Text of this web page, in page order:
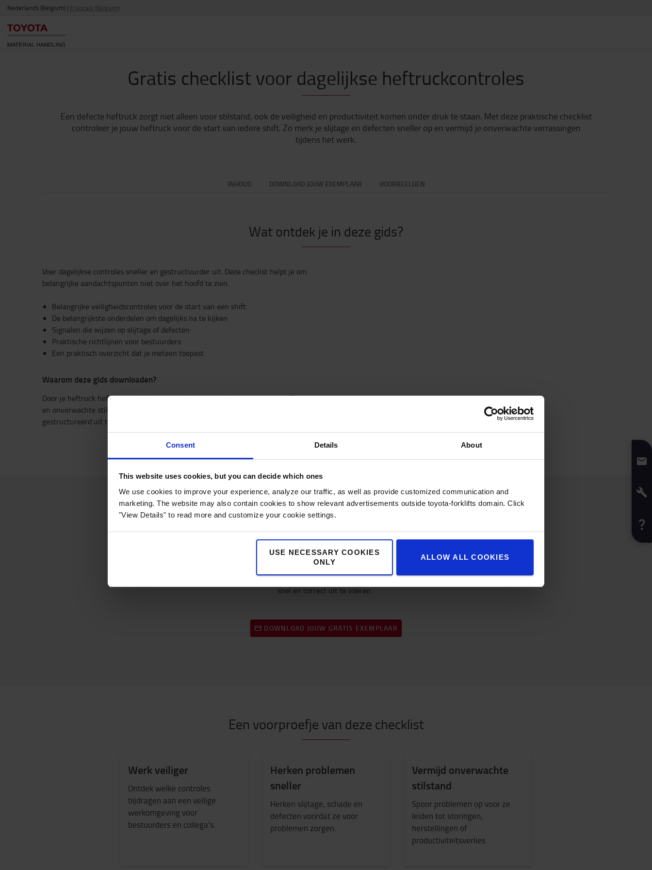
Consent Details About
This website uses cookies, but you can decide which ones
We use cookies to improve your experience, analyze our traffic, as well as provide customized communication and
marketing. The website may also contain cookies to show relevant advertisements outside toyota-forklifts domain. Click
"View Details" to read more and customize your cookie settings.
USE NECESSARY COOKIES
ONLY
ALLOW ALL COOKIES
Nederlands (Belgium) | Français (Belgium)
Gratis checklist voor dagelijkse heftruckcontroles
Een defecte heftruck zorgt niet alleen voor stilstand, ook de veiligheid en productiviteit komen onder druk te staan. Met deze praktische checklist
controleer je jouw heftruck voor de start van iedere shift. Zo merk je slijtage en defecten sneller op en vermijd je onverwachte verrassingen
tijdens het werk.
INHOUD DOWNLOAD JOUW EXEMPLAAR VOORBEELDEN
Wat ontdek je in deze gids?
Voer dagelijkse controles sneller en gestructuurder uit. Deze checlist helpt je om
belangrijke aandachtspunten niet over het hoofd te zien.
Belangrijke veiligheidscontroles voor de start van een shift
De belangrijkste onderdelen om dagelijks na te kijken
Signalen die wijzen op slijtage of defecten
Praktische richtlijnen voor bestuurders
Een praktisch overzicht dat je meteen toepast
Waarom deze gids downloaden?
Door je heftruck heftruck dagelijks te controleren, verklein je de kans op defecten
en onverwachte stilstand. Deze checklist helpt je om elke controle snel en
gestructureerd uit te voeren.
Download jouw gratis checklist
Ontvang meteen een praktische checklist die je helpt om dagelijkse heftruckcontroles
snel en correct uit te voeren.
DOWNLOAD JOUW GRATIS EXEMPLAAR
Een voorproefje van deze checklist
Werk veiliger
Ontdek welke controles
bijdragen aan een veilige
werkomgeving voor
bestuurders en collega’s.
Herken problemen
sneller
Herken slijtage, schade en
defecten voordat ze voor
problemen zorgen.
Vermijd onverwachte
stilstand
Spoor problemen op voor ze
leiden tot storingen,
herstellingen of
productiviteitsverlies.